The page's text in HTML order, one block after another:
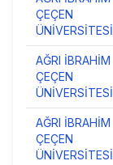
ÇEÇEN
ÜNİVERSİTESİ
AĞRI İBRAHİM
ÇEÇEN
ÜNİVERSİTESİ
AĞRI İBRAHİM
ÇEÇEN
ÜNİVERSİTESİ